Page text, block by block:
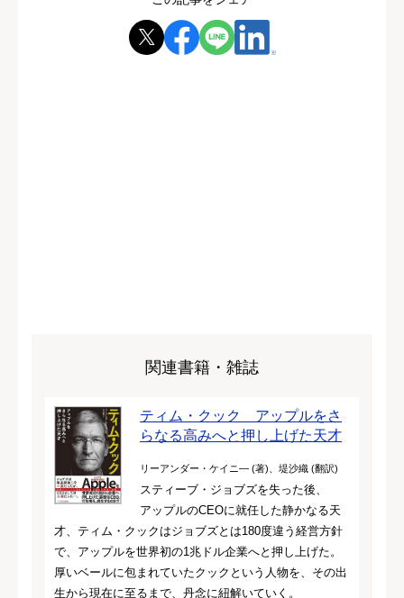
2 3 →
関連書籍・雑誌
ティム・クック アップルをさ
らなる高みへと押し上げた天才
リーアンダー・ケイニ― (著)、堤沙織 (翻訳)
スティーブ・ジョブズを失った後、